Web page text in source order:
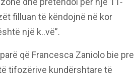
filluan të këndojnë në kor
një k..vë”.
që Francesca Zaniolo bie pre
tifozërive kundërshtare të